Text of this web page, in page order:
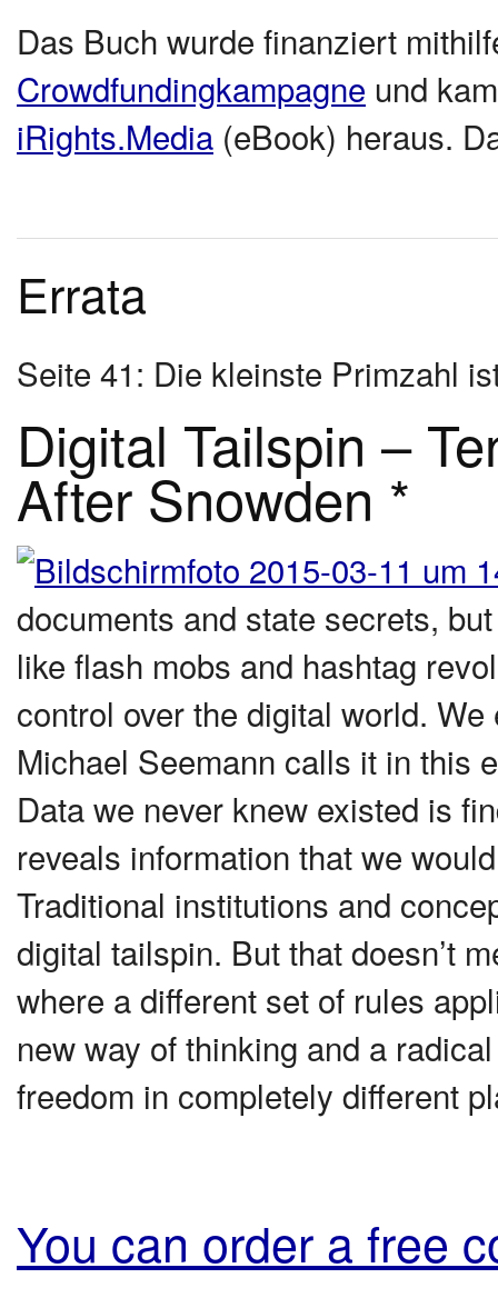
Das Buch wurde finanziert
Crowdfundingkampagne und
iRights.Media (eBook) heraus.
Errata
Seite 41: Die kleinste Primzahl
Digital Tailspin –
After Snowden *
documents and state secrets,
like flash mobs and hashtag
control over the digital world.
Michael Seemann calls it in this
Data we never knew existed is
reveals information that we
Traditional institutions and
digital tailspin. But that doesn’t
where a different set of rules
new way of thinking and a
freedom in completely different
You can order a free